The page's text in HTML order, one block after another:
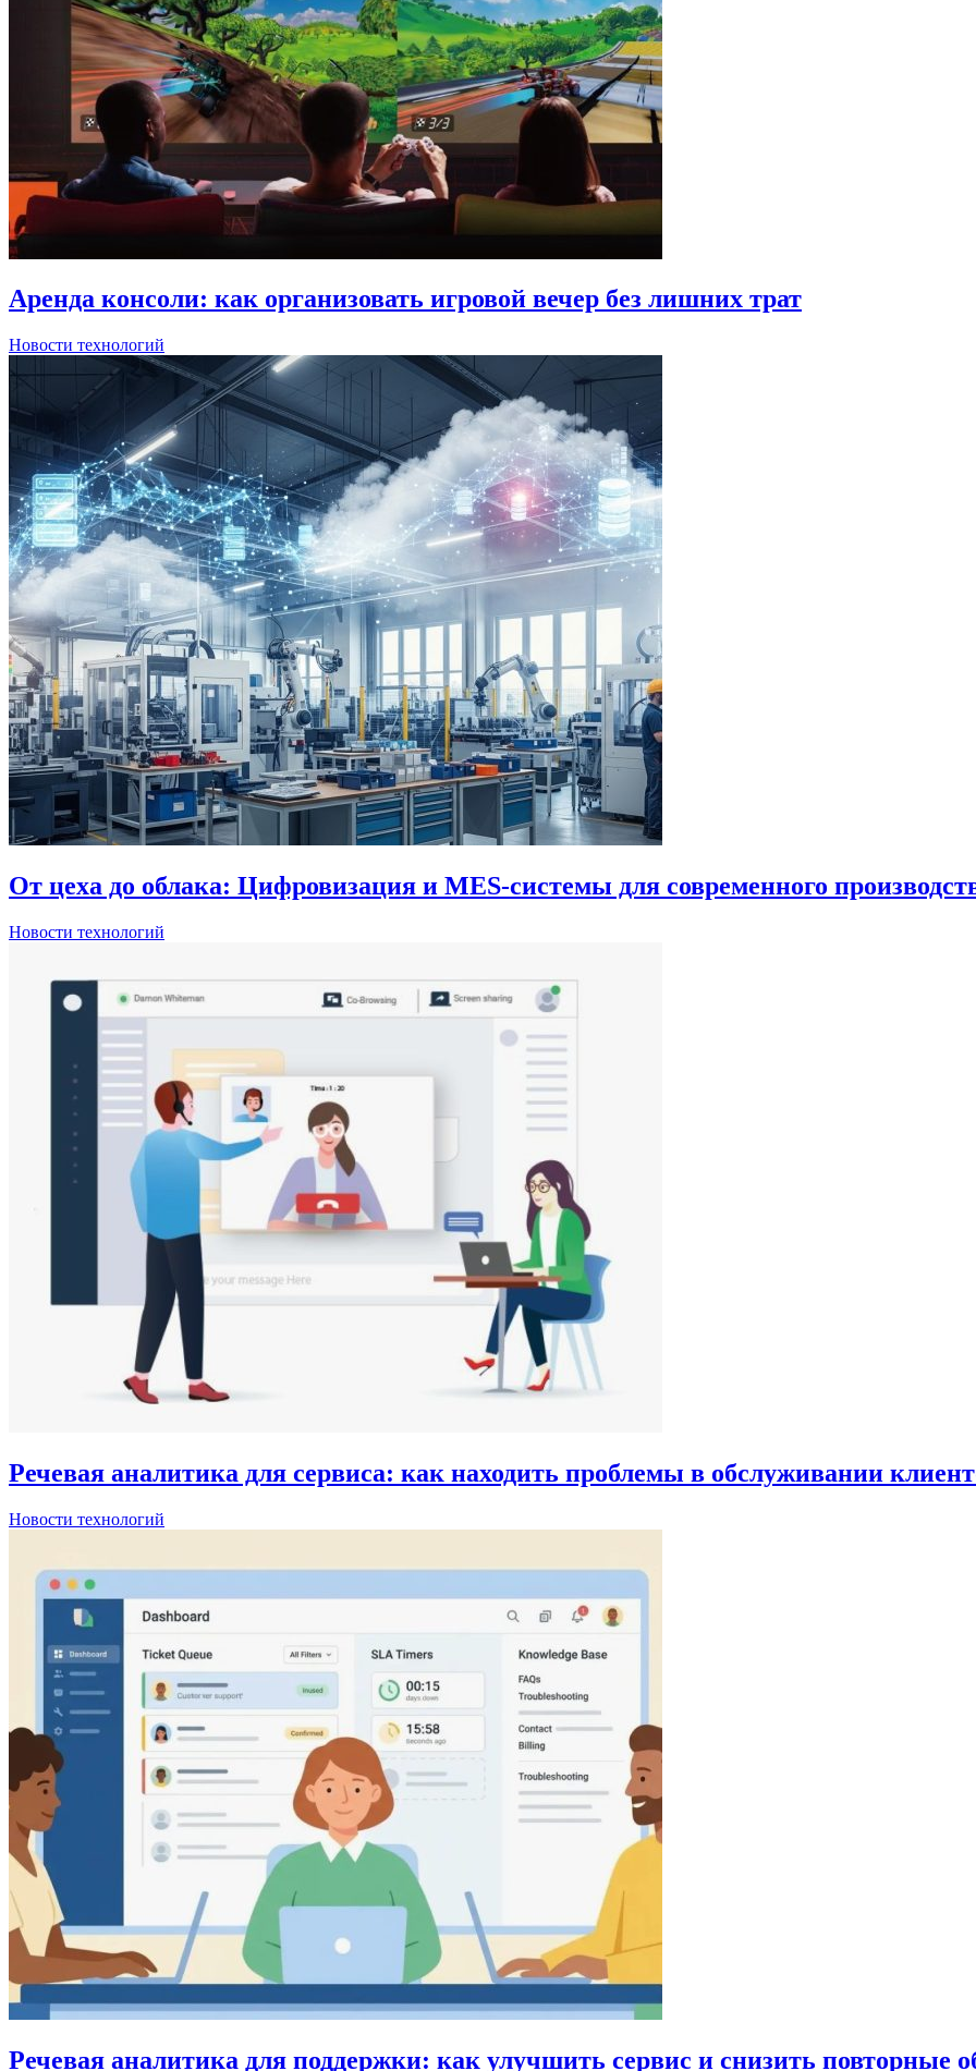
Аренда консоли: как организовать игровой вечер без лишних трат
Новости технологий
От цеха до облака: Цифровизация и MES-системы для современного
Новости технологий
Речевая аналитика для сервиса: как находить проблемы в обслуживании
Новости технологий
Речевая аналитика для поддержки: как улучшить сервис и снизить повторные